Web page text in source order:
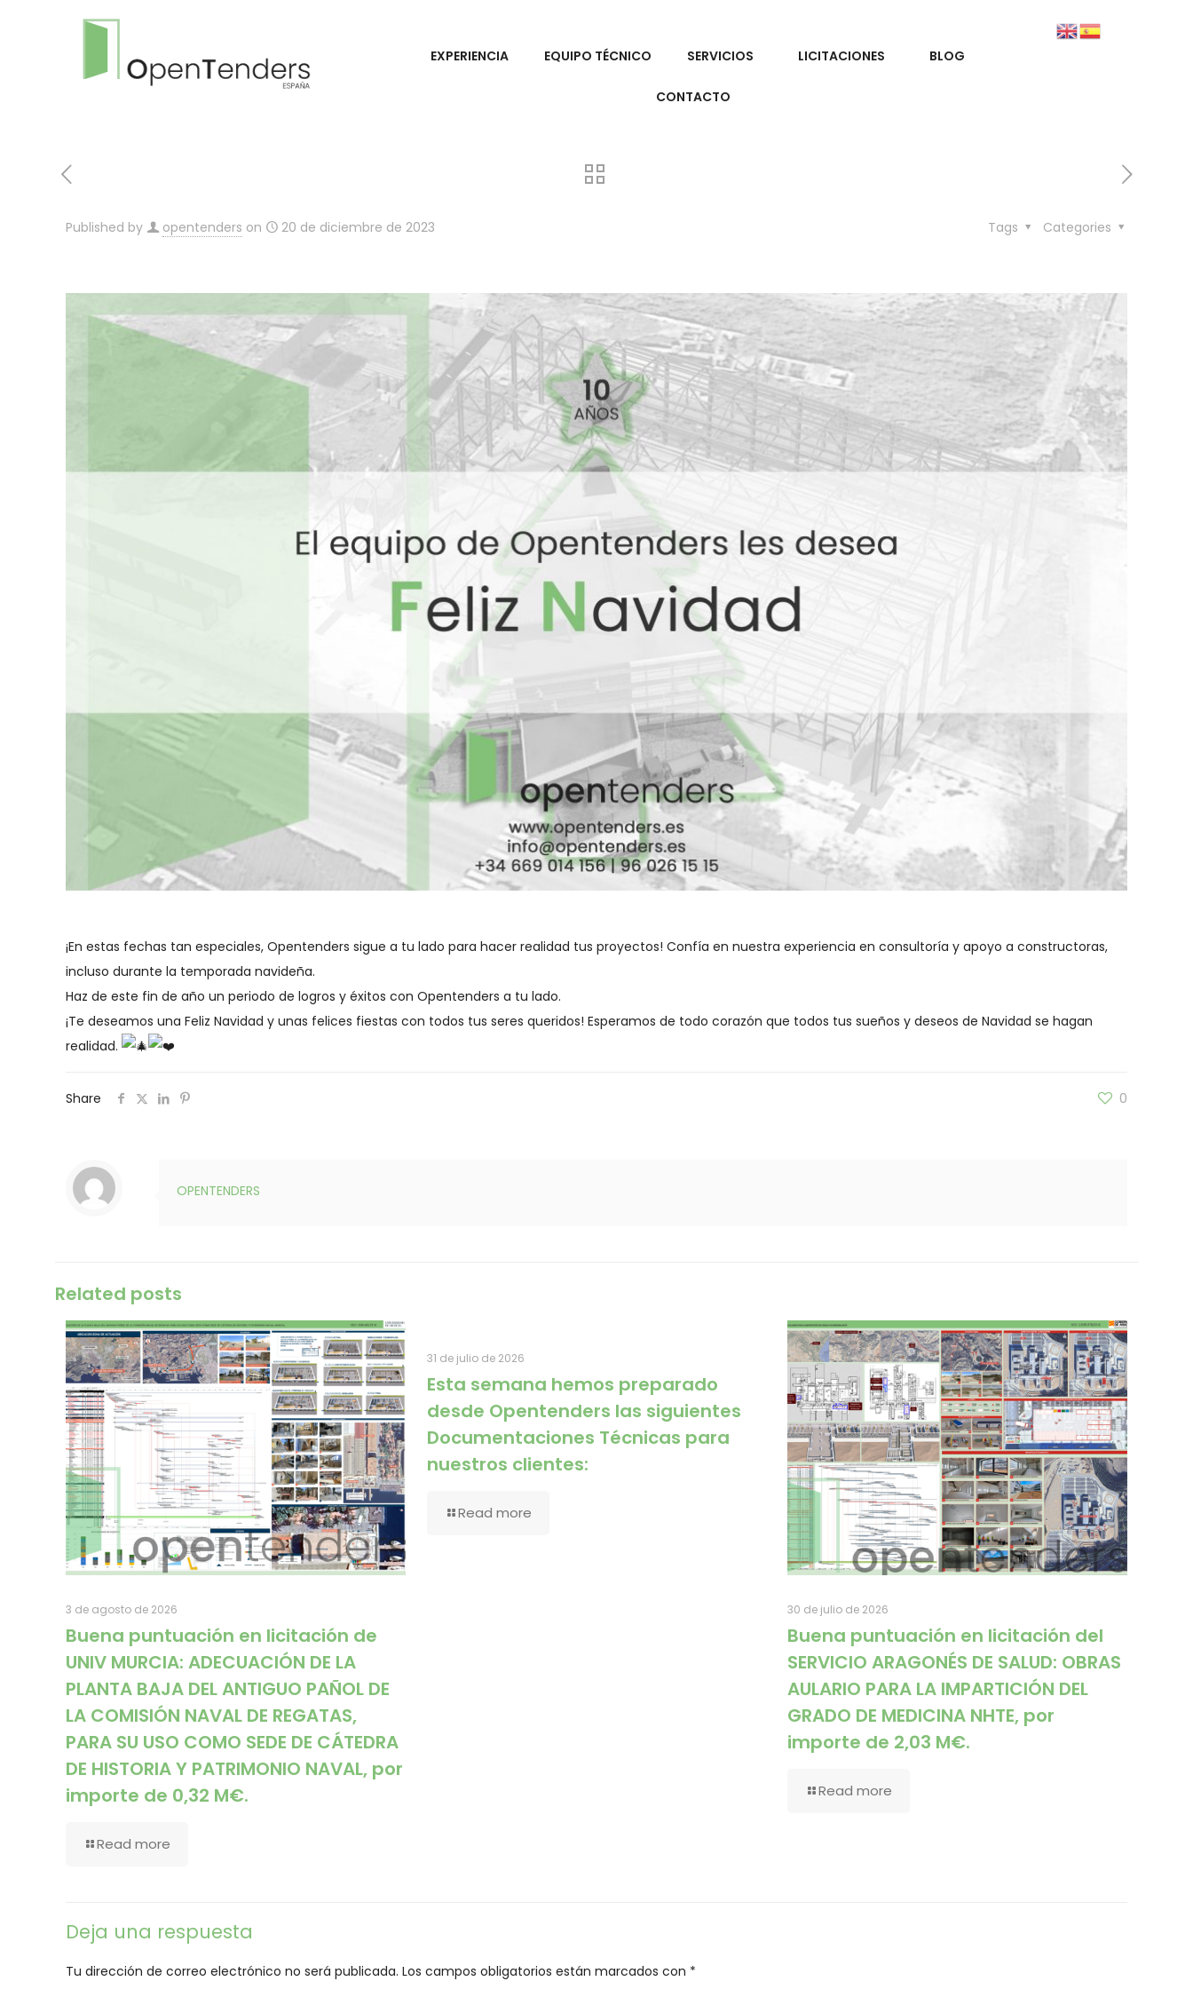
EXPERIENCIA EQUIPO TÉCNICO SERVICIOS LICITACIONES BLOG
CONTACTO
Published by opentenders on 20 de diciembre de 2023 Categories
Tags
¡En estas fechas tan especiales, Opentenders sigue a tu lado para hacer realidad tus proyectos! Confía en nuestra experiencia en consultoría y apoyo a constructoras,
incluso durante la temporada navideña.
Haz de este fin de año un periodo de logros y éxitos con Opentenders a tu lado.
¡Te deseamos una Feliz Navidad y unas felices fiestas con todos tus seres queridos! Esperamos de todo corazón que todos tus sueños y deseos de Navidad se hagan
realidad.
Share 0
OPENTENDERS
Related posts
3 de agosto de 2026
Buena puntuación en licitación de
UNIV MURCIA: ADECUACIÓN DE LA
PLANTA BAJA DEL ANTIGUO PAÑOL DE
LA COMISIÓN NAVAL DE REGATAS,
PARA SU USO COMO SEDE DE CÁTEDRA
DE HISTORIA Y PATRIMONIO NAVAL, por
importe de 0,32 M€.
Read more
31 de julio de 2026
Esta semana hemos preparado
desde Opentenders las siguientes
Documentaciones Técnicas para
nuestros clientes:
Read more
30 de julio de 2026
Buena puntuación en licitación del
SERVICIO ARAGONÉS DE SALUD: OBRAS
AULARIO PARA LA IMPARTICIÓN DEL
GRADO DE MEDICINA NHTE, por
importe de 2,03 M€.
Read more
Deja una respuesta
Tu dirección de correo electrónico no será publicada. Los campos obligatorios están marcados con *